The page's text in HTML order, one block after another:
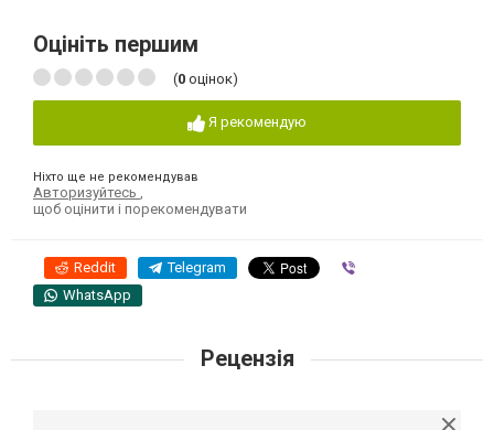
Оцініть першим
(0 оцінок)
Я рекомендую
Ніхто ще не рекомендував
Авторизуйтесь
щоб оцінити і порекомендувати
Reddit Telegram
WhatsApp
Рецензія